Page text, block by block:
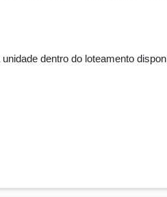
dentro do loteamento